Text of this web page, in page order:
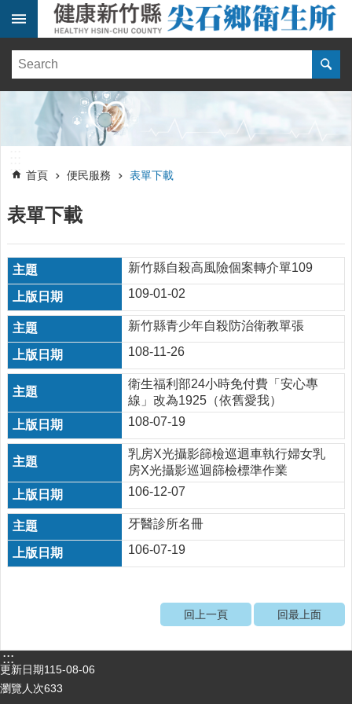
跳到主要內容區塊
健
訊
簡
便
務
線
上
報
名
醫
療
源
社
區
資
源
門
診
時
與
注
射
首頁 便民服務 表單下載
表單下載
新竹縣自殺高風險個案轉介單109
109-01-02
新竹縣青少年自殺防治衛教單張
108-11-26
衛生福利部24小時免付費「安心專
線」改為1925（依舊愛我）
108-07-19
乳房X光攝影篩檢巡迴車執行婦女乳
房X光攝影巡迴篩檢標準作業
106-12-07
牙醫診所名冊
106-07-19
回上一頁 回最上面
:::
更新日期115-08-06
瀏覽人次633